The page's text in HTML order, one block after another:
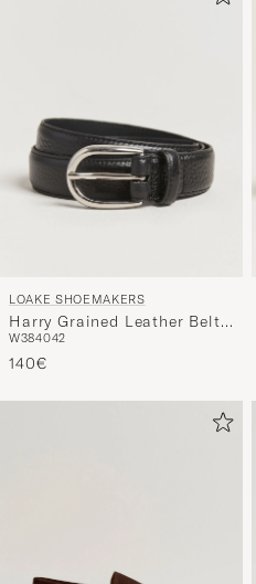
LOAKE SHOEMAKERS
Harry Grained Leather Belt
Black
W384042
140€